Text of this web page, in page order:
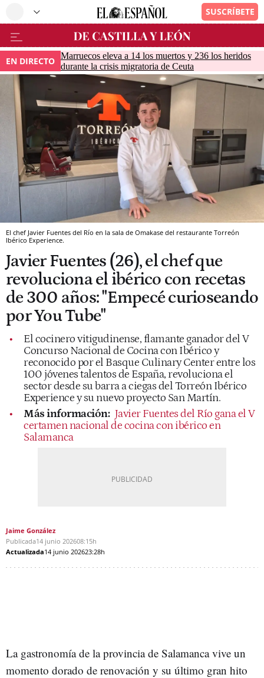
EN DIRECTO Marruecos eleva a 14 los muertos y 236 los heridos
durante la crisis migratoria de Ceuta
El chef Javier Fuentes del Río en la sala de Omakase del restaurante Torreón
Ibérico Experience.
Javier Fuentes (26), el chef que
revoluciona el ibérico con recetas
de 300 años: "Empecé curioseando
por You Tube"
El cocinero vitigudinense, flamante ganador del V
Concurso Nacional de Cocina con Ibérico y
reconocido por el Basque Culinary Center entre los
100 jóvenes talentos de España, revoluciona el
sector desde su barra a ciegas del Torreón Ibérico
Experience y su nuevo proyecto San Martín.
Más información: Javier Fuentes del Río gana el V
certamen nacional de cocina con ibérico en
Salamanca
Jaime González
Publicada14 junio 202608:15h
Actualizada14 junio 202623:28h
La gastronomía de la provincia de Salamanca vive un
momento dorado de renovación y su último gran hito